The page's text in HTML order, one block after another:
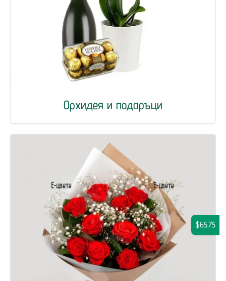
Орхидея и подаръци
$65.75